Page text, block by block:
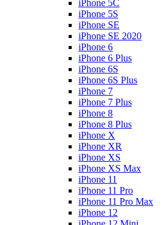
iPhone 5C
iPhone 5S
iPhone SE
iPhone SE 2020
iPhone 6
iPhone 6 Plus
iPhone 6S
iPhone 6S Plus
iPhone 7
iPhone 7 Plus
iPhone 8
iPhone 8 Plus
iPhone X
iPhone XR
iPhone XS
iPhone XS Max
iPhone 11
iPhone 11 Pro
iPhone 11 Pro Max
iPhone 12